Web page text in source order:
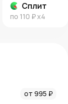
Сплит
по 110 ₽x4
от 995 ₽